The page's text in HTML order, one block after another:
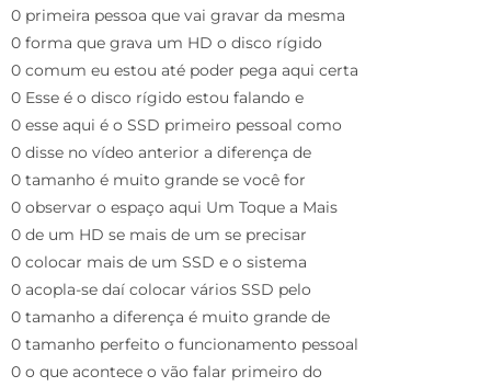
0 primeira pessoa que vai gravar da mesma
0 forma que grava um HD o disco rígido
0 comum eu estou até poder pega aqui certa
0 Esse é o disco rígido estou falando e
0 esse aqui é o SSD primeiro pessoal como
0 disse no vídeo anterior a diferença de
0 tamanho é muito grande se você for
0 observar o espaço aqui Um Toque a Mais
0 de um HD se mais de um se precisar
0 colocar mais de um SSD e o sistema
0 acopla-se daí colocar vários SSD pelo
0 tamanho a diferença é muito grande de
0 tamanho perfeito o funcionamento pessoal
0 o que acontece o vão falar primeiro do